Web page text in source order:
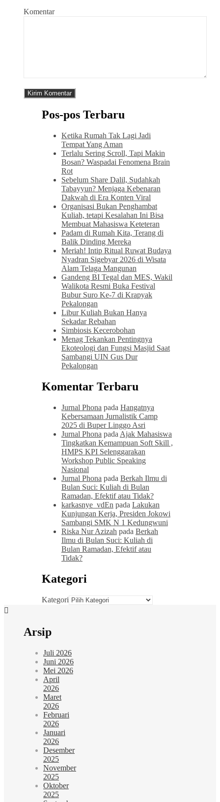
Komentar
Pos-pos Terbaru
Ketika Rumah Tak Lagi Jadi
Tempat Yang Aman
Terlalu Sering Scroll, Tapi Makin
Bosan? Waspadai Fenomena Brain
Rot
Sebelum Share Dalil, Sudahkah
Tabayyun? Menjaga Kebenaran
Dakwah di Era Konten Viral
Organisasi Bukan Penghambat
Kuliah, tetapi Kesalahan Ini Bisa
Membuat Mahasiswa Keteteran
Padam di Rumah Kita, Terang di
Balik Dinding Mereka
Meriah! Intip Ritual Ruwat Budaya
Nyadran Sigebyar 2026 di Wisata
Alam Telaga Mangunan
Gandeng BI Tegal dan MES, Wakil
Walikota Resmi Buka Festival
Bubur Suro Ke-7 di Krapyak
Pekalongan
Libur Kuliah Bukan Hanya
Sekadar Rebahan
Simbiosis Kecerobohan
Menag Tekankan Pentingnya
Ekoteologi dan Fungsi Masjid Saat
Sambangi UIN Gus Dur
Pekalongan
Komentar Terbaru
Jurnal Phona pada Hangatnya
Kebersamaan Jurnalistik Camp
2025 di Buper Linggo Asri
Jurnal Phona pada Ajak Mahasiswa
Tingkatkan Kemampuan Soft Skill ,
HMPS KPI Selenggarakan
Workshop Public Speaking
Nasional
Jurnal Phona pada Berkah Ilmu di
Bulan Suci: Kuliah di Bulan
Ramadan, Efektif atau Tidak?
karkasnye_vdEn pada Lakukan
Kunjungan Kerja, Presiden Jokowi
Sambangi SMK N 1 Kedungwuni
Riska Nur Azizah pada Berkah
Ilmu di Bulan Suci: Kuliah di
Bulan Ramadan, Efektif atau
Tidak?
Kategori
Kategori
Arsip
Juli 2026
Juni 2026
Mei 2026
April
2026
Maret
2026
Februari
2026
Januari
2026
Desember
2025
November
2025
Oktober
2025